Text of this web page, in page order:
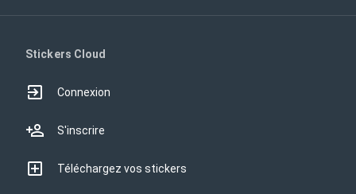
Stickers Cloud
Connexion
S'inscrire
Téléchargez vos stickers